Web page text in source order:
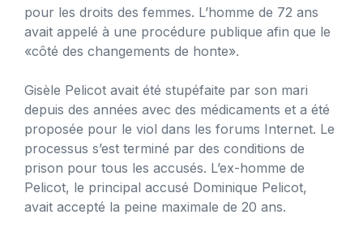
pour les droits des femmes. L’homme de 72 ans
avait appelé à une procédure publique afin que le
«côté des changements de honte».
Gisèle Pelicot avait été stupéfaite par son mari
depuis des années avec des médicaments et a été
proposée pour le viol dans les forums Internet. Le
processus s’est terminé par des conditions de
prison pour tous les accusés. L’ex-homme de
Pelicot, le principal accusé Dominique Pelicot,
avait accepté la peine maximale de 20 ans.